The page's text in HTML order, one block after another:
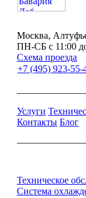
Москва,
ПН-СБ с 11:00
Схема проезда
+7 (495) 923-55-
Услуги
Контакты Блог
Техническое
Система